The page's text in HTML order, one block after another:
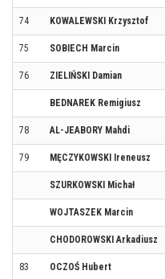
74 KOWALEWSKI Krzysztof
75 SOBIECH Marcin
76 ZIELIŃSKI Damian
BEDNAREK Remigiusz
78 AL-JEABORY Mahdi
79 MĘCZYKOWSKI Ireneusz
SZURKOWSKI Michał
WOJTASZEK Marcin
CHODOROWSKI Arkadiusz
83 OCZOŚ Hubert